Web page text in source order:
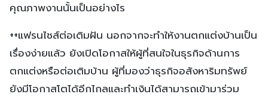
คุณภาพงานนั้นเป็นอย่างไร
++แฟรนไชส์ต่อเติมฝัน นอกจากจะทำให้งานตกแต่งบ้านเป็น
เรื่องง่ายแล้ว ยังเปิดโอกาสให้ผู้ที่สนใจในธุรกิจด้านการ
ตกแต่งหรือต่อเติมบ้าน ผู้ที่มองว่าธุรกิจอสังหาริมทรัพย์
ยังมีโอกาสโตได้อีกไกลและทำเงินได้สามารถเข้ามาร่วม